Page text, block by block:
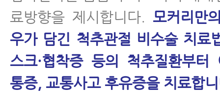
료방향을 제시합니다. 모커리만
우가 담긴 척추관절 비수술 치료
스크·협착증 등의 척추질환부터
통증, 교통사고 후유증을 치료합